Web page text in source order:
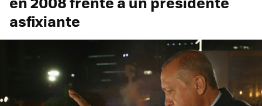
asfixiante